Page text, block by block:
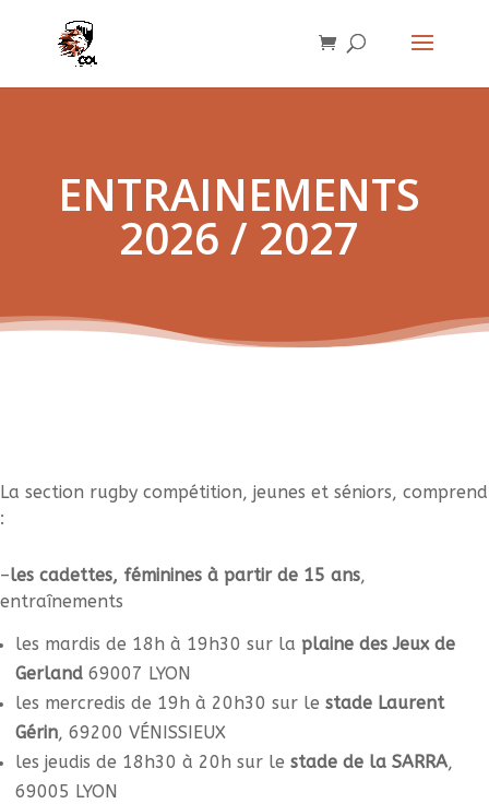
ENTRAINEMENTS
2026 / 2027
La section rugby compétition, jeunes et séniors, comprend
:
–les cadettes, féminines à partir de 15 ans,
entraînements
les mardis de 18h à 19h30 sur la plaine des Jeux de
Gerland 69007 LYON
les mercredis de 19h à 20h30 sur le stade Laurent
Gérin, 69200 VÉNISSIEUX
les jeudis de 18h30 à 20h sur le stade de la SARRA,
69005 LYON